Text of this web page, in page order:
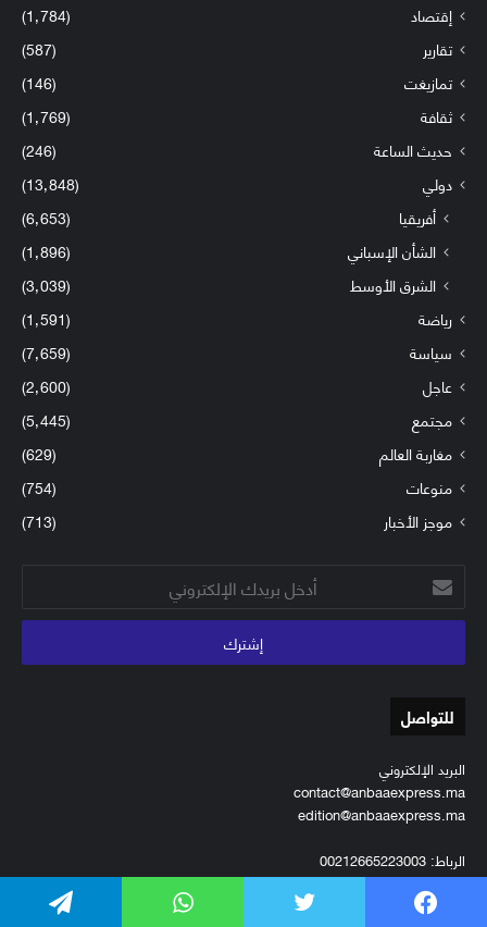
إقتصاد
(1٬784)
تقارير
(587)
تمازيغت
(146)
ثقافة
(1٬769)
حديث الساعة
(246)
دولي
(13٬848)
أفريقيا
(6٬653)
الشأن الإسباني
(1٬896)
الشرق الأوسط
(3٬039)
رياضة
(1٬591)
سياسة
(7٬659)
عاجل
(2٬600)
مجتمع
(5٬445)
مغاربة العالم
(629)
منوعات
(754)
موجز الأخبار
(713)
أدخل
بريدك
الإلكتروني
للتواصل
البريد الإلكتروني
contact@anbaaexpress.ma
edition@anbaaexpress.ma
الرباط: 00212665223003
مدريد: 0034643808975